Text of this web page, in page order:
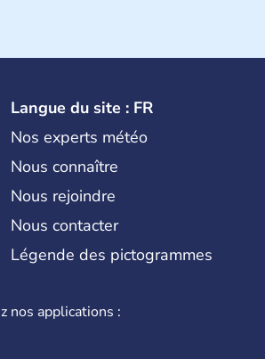
Langue du site : FR
Nos experts météo
Nous connaître
Nous rejoindre
Nous contacter
Légende des pictogrammes
nos applications :